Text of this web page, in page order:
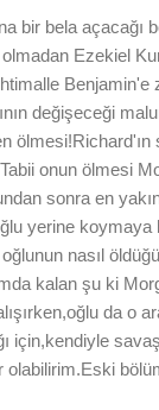
bir bela açacağı
Ezekiel
Benjamin'e
değişeceği
ölmesi!Richard'ın
onun ölmesi
sonra en
yerine koymaya
nasıl
kalan şu ki
da o
için,kendiyle
olabilirim.Eski